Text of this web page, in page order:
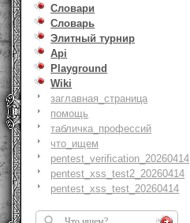
Словари
Словарь
Элитный турнир
Api
Playground
Wiki
заглавная_страница
помощь
табличка_профессий
что_ищем
pentest_verification_20260414
pentest_xss_test2_20260414
pentest_xss_test_20260414